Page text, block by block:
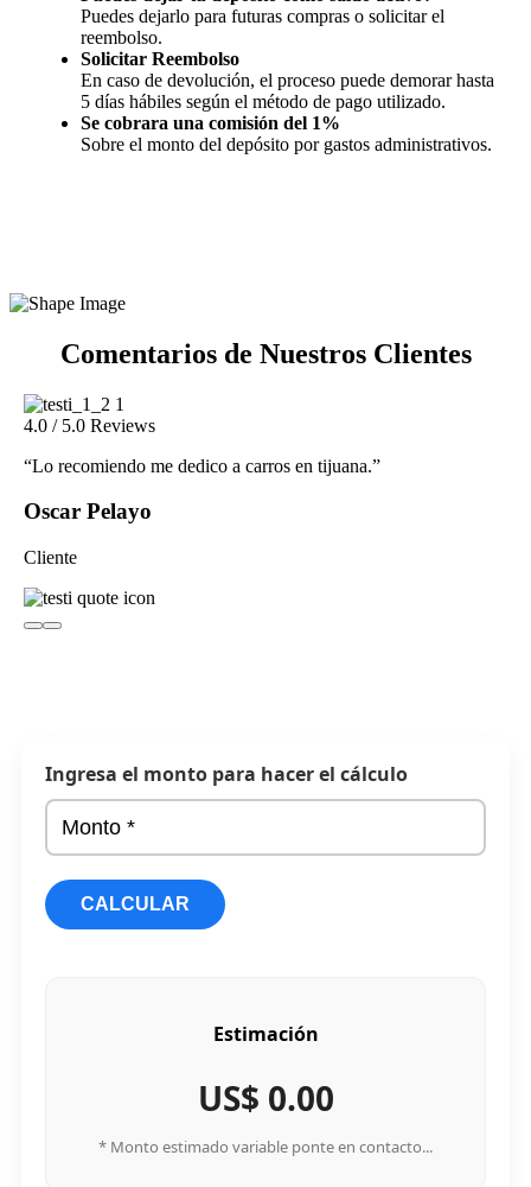
Puedes dejarlo para futuras compras o solicitar el
reembolso.
Solicitar Reembolso
En caso de devolución, el proceso puede demorar hasta
5 días hábiles según el método de pago utilizado.
Se cobrara una comisión del 1%
Sobre el monto del depósito por gastos administrativos.
Comentarios de Nuestros Clientes
4.0 / 5.0 Reviews
“Lo recomiendo me dedico a carros en tijuana.”
Oscar Pelayo
Cliente
Ingresa el monto para hacer el cálculo
CALCULAR
Estimación
US$ 0.00
* Monto estimado variable ponte en contacto...